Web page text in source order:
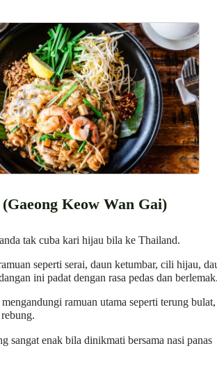
Keow Wan Gai)
tak cuba kari hijau bila ke Thailand.
seperti serai, daun ketumbar, cili hijau,
ini padat dengan rasa pedas dan
ramuan utama seperti terung bulat,
sangat enak bila dinikmati bersama nasi panas